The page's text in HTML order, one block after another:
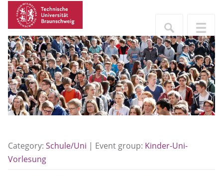
Category: Schule/Uni | Event group: Kinder-Uni-
Vorlesung